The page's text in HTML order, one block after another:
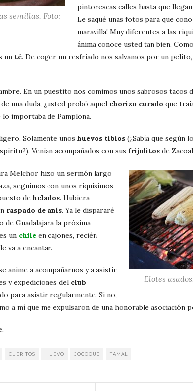
semillas. Foto:
pintorescas calles hasta que
Le saqué unas fotos para que
maravilla! Muy diferentes a las
ánima conoce usted tan bien.
un té. De coger un resfriado nos salvamos por un
En un puestito nos comimos unos sabrosos tacos
de una duda, ¿usted probó aquel chorizo curado que
lo importaba de Pamplona.
Solamente unos huevos tibios (¿Sabía que según
Venían acompañados con sus frijolitos de
Elotes
Melchor hizo un sermón largo
seguimos con unos riquísimos
de helados. Hubiera
raspado de anís. Ya le dispararé
de Guadalajara la próxima
un chile en cajones, recién
va a encantar.
anime a acompañarnos y a asistir
y expediciones del club
para asistir regularmente. Si no,
a mí que me expulsaron de una honorable asociación
CUERITOS HUEVO JOCOQUE TAMAL